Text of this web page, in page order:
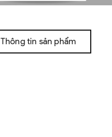
Thông tin sản phẩm